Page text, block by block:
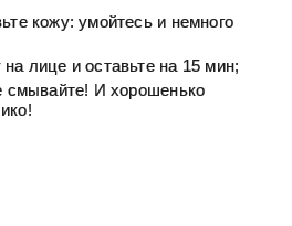
кожу: умойтесь и немного
лице и оставьте на 15 мин;
смывайте! И хорошенько